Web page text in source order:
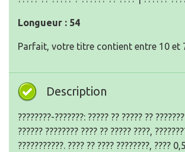
Longueur : 54
Parfait, votre titre contient entre 10 et
Description
????????-???????: ????? ?? ????? ??
?????? ???????? ???? ?? ????? ????,
???????????. ???? ?? ???? ????????, ????